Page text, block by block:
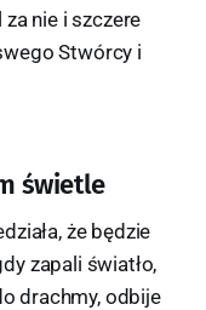
nie i szczere
Stwórcy i
świetle
że będzie
zapali światło,
drachmy, odbije